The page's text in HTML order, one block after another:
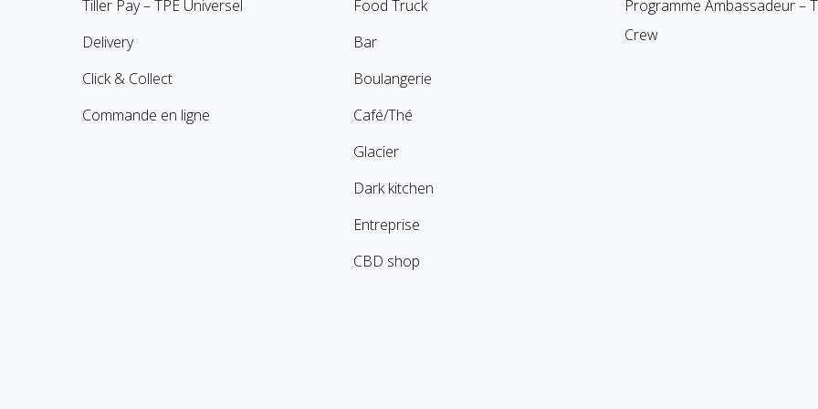
Tiller Pay – TPE Universel
Delivery
Click & Collect
Commande en ligne
Food Truck
Bar
Boulangerie
Café/Thé
Glacier
Dark kitchen
Entreprise
CBD shop
Programme Ambassadeur –
Crew